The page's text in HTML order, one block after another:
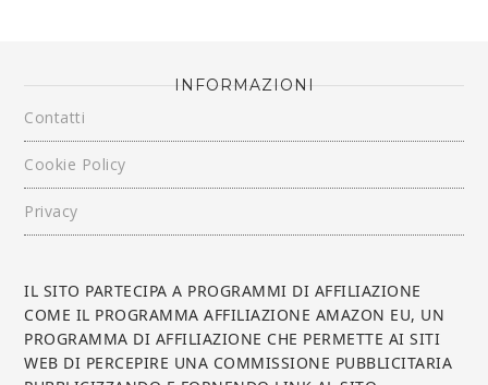
INFORMAZIONI
Contatti
Cookie Policy
Privacy
IL SITO PARTECIPA A PROGRAMMI DI AFFILIAZIONE
COME IL PROGRAMMA AFFILIAZIONE AMAZON EU, UN
PROGRAMMA DI AFFILIAZIONE CHE PERMETTE AI SITI
WEB DI PERCEPIRE UNA COMMISSIONE PUBBLICITARIA